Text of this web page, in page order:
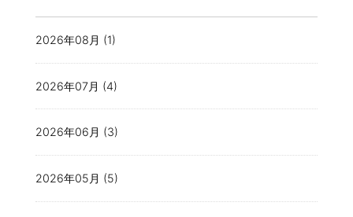
2026年08月 (1)
2026年07月 (4)
2026年06月 (3)
2026年05月 (5)